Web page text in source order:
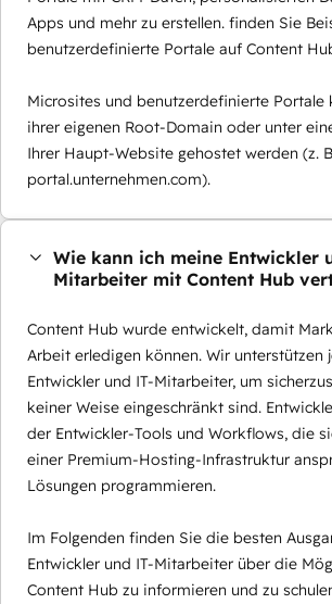
Apps und mehr zu erstellen. finden Sie
benutzerdefinierte Portale auf Content
Microsites und benutzerdefinierte Portale
ihrer eigenen Root-Domain oder unter
Ihrer Haupt-Website gehostet werden (z.
portal.unternehmen.com).
Wie kann ich meine Entwickler
Mitarbeiter mit Content Hub
Content Hub wurde entwickelt, damit
Arbeit erledigen können. Wir unterstützen
Entwickler und IT-Mitarbeiter, um
keiner Weise eingeschränkt sind.
der Entwickler-Tools und Workflows, die
einer Premium-Hosting-Infrastruktur
Lösungen programmieren.
Im Folgenden finden Sie die besten
Entwickler und IT-Mitarbeiter über die
Content Hub zu informieren und zu